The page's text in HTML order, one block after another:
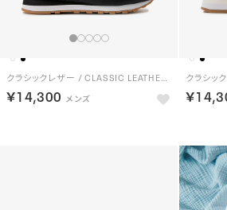
クラシックレザー / CLASSIC LEATHER （ブラック）
￥14,300 ￥